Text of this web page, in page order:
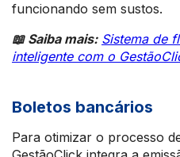
funcionando sem sustos.
📖 Saiba mais: Sistema de
inteligente com o
Boletos bancários
Para otimizar o processo